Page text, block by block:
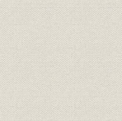
第二節 朝鮮浅野セ
第五章 スレート工場
第一節 朝鮮・名古
第二節 爆薬カーリ
第五期 戦時体制の進展